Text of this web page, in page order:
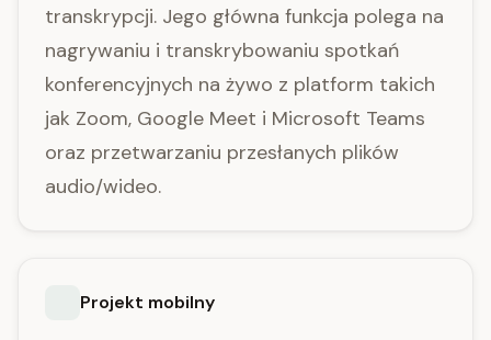
transkrypcji. Jego główna funkcja polega na
nagrywaniu i transkrybowaniu spotkań
konferencyjnych na żywo z platform takich
jak Zoom, Google Meet i Microsoft Teams
oraz przetwarzaniu przesłanych plików
audio/wideo.
Projekt mobilny